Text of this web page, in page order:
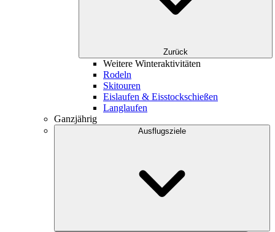
Zurück
Weitere Winteraktivitäten
Rodeln
Skitouren
Eislaufen & Eisstockschießen
Langlaufen
Ganzjährig
Ausflugsziele